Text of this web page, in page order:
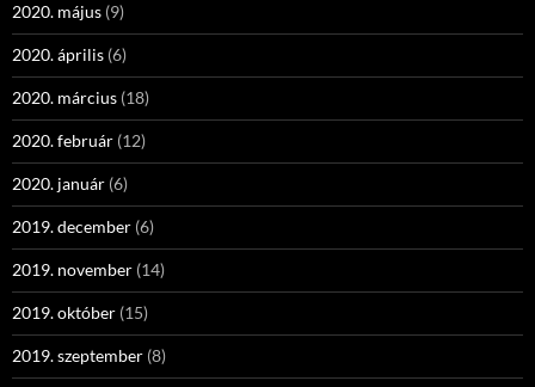
2020. május (9)
2020. április (6)
2020. március (18)
2020. február (12)
2020. január (6)
2019. december (6)
2019. november (14)
2019. október (15)
2019. szeptember (8)